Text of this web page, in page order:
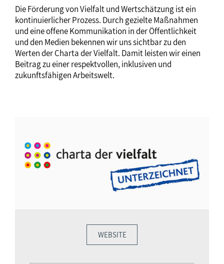
Die Förderung von Vielfalt und Wertschätzung ist ein
kontinuierlicher Prozess. Durch gezielte Maßnahmen
und eine offene Kommunikation in der Öffentlichkeit
und den Medien bekennen wir uns sichtbar zu den
Werten der Charta der Vielfalt. Damit leisten wir einen
Beitrag zu einer respektvollen, inklusiven und
zukunftsfähigen Arbeitswelt.
WEBSITE